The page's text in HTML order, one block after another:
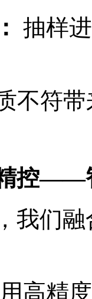
抽样
不符
控——
我们
高精